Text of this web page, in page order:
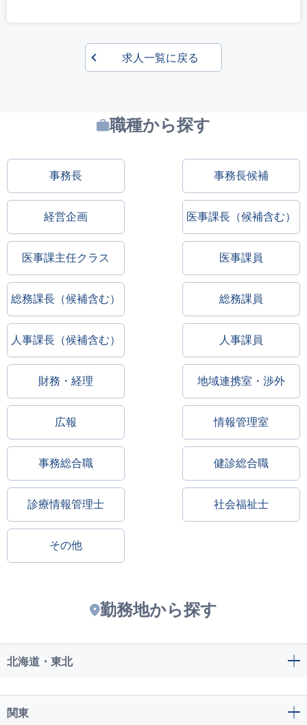
求人一覧に戻る
職種から探す
事務長 事務長候補
経営企画 医事課長（候補含む）
医事課主任クラス 医事課員
総務課長（候補含む） 総務課員
人事課長（候補含む） 人事課員
財務・経理 地域連携室・渉外
広報 情報管理室
事務総合職 健診総合職
診療情報管理士 社会福祉士
その他
勤務地から探す
北海道・東北
関東